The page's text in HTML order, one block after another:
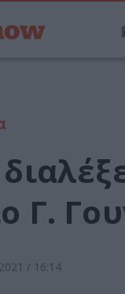
Γ.
/ 16:14